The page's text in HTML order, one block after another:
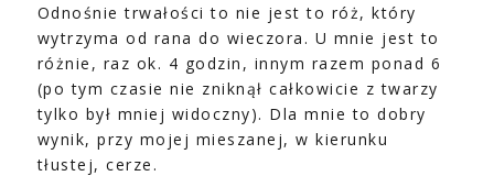
Odnośnie trwałości to nie jest to róż, który
wytrzyma od rana do wieczora. U mnie jest to
różnie, raz ok. 4 godzin, innym razem ponad 6
(po tym czasie nie zniknął całkowicie z twarzy
tylko był mniej widoczny). Dla mnie to dobry
wynik, przy mojej mieszanej, w kierunku
tłustej, cerze.